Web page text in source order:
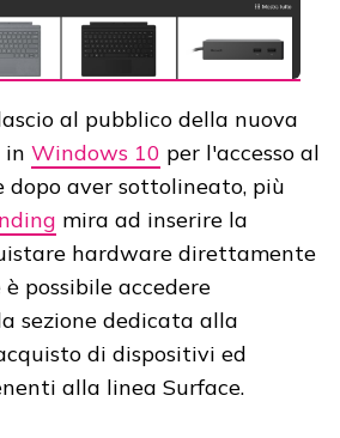
al pubblico della nuova
in Windows 10 per l'accesso al
dopo aver sottolineato, più
mira ad inserire la
hardware direttamente
possibile accedere
sezione dedicata alla
di dispositivi ed
alla linea Surface.